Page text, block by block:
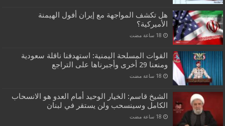
هل تكشف المواجهة مع إيران أفول الهيمنة
الأميركية؟
القوات المسلحة اليمنية: استهدفنا ناقلة سعودية
ومنعنا 29 أخرى وأجبرناها على التراجع
الشيخ قاسم: الخيار الوحيد أمام العدو هو الانسحاب
الكامل وسينسحب ولن يستقر في لبنان